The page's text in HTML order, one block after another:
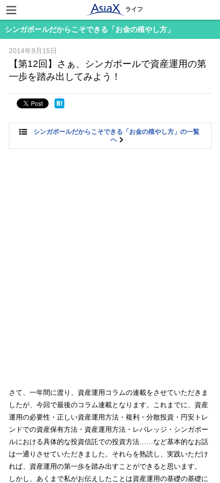
ライフ
シンガポールだからこそできる「お金の殖やし方」
2014年9月15日
【第12回】さぁ、シンガポールで資産運用の第
一歩を踏み出してみよう！
シンガポールだからこそできる「お金の殖やし方」の一覧
へ
さて、一年間に渡り、資産運用コラムの連載をさせていただきま
したが、今回で最後のコラム連載となります。これまでに、資産
運用の必要性・正しい資産運用方法・複利・分散投資・円安トレ
ンドでの資産保有方法・資産運用方法・レバレッジ・シンガポー
ルにおける具体的な投資信託での投資方法……など基本的なお話
は一通りさせていただきました。それらを熟読し、実践いただけ
れば、資産運用の第一歩を踏み出すことができると思います。
しかし、あくまで私がお伝えしたことは資産運用の基礎の基礎に